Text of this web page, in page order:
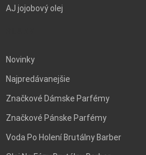
AJ jojobový olej
Novinky
Najpredávanejšie
Značkové Dámske Parfémy
Značkové Pánske Parfémy
Voda Po Holení Brutálny Barber